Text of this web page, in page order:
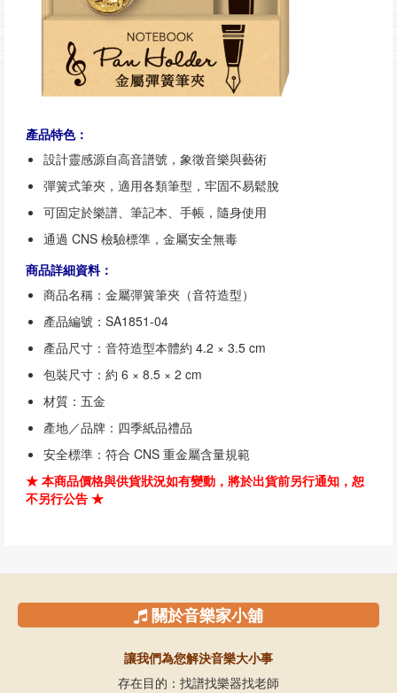
產品特色：
設計靈感源自高音譜號，象徵音樂與藝術
彈簧式筆夾，適用各類筆型，牢固不易鬆脫
可固定於樂譜、筆記本、手帳，隨身使用
通過 CNS 檢驗標準，金屬安全無毒
商品詳細資料：
商品名稱：金屬彈簧筆夾（音符造型）
產品編號：SA1851-04
產品尺寸：音符造型本體約 4.2 × 3.5 cm
包裝尺寸：約 6 × 8.5 × 2 cm
材質：五金
產地／品牌：四季紙品禮品
安全標準：符合 CNS 重金屬含量規範
★ 本商品價格與供貨狀況如有變動，將於出貨前另行通知，恕
不另行公告 ★
關於音樂家小舖
讓我們為您解決音樂大小事
存在目的：找譜找樂器找老師